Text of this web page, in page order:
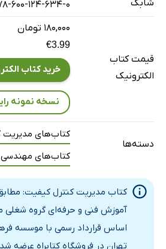
شابک
600-124-634-0
قیمت کتاب
الکترونیک
۱۸۰,۰۰۰ تومان
€3.99
خرید کتاب
نسخه نمونه
دسته‌ها
کتاب‌های مدیریت
کتاب‌های
کتاب مدیریت کنترل کیفیت: مطابق
آموزش فنی و حرفه‌ای‌ گروه شغلی
اساس قرارداد رسمی با موسسه
تهران در فروشگاه کتابراه